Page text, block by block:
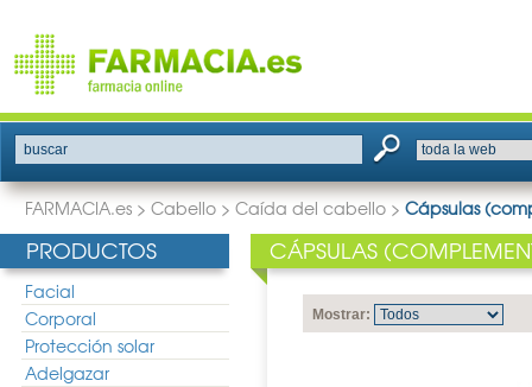
buscar
FARMACIA.es > Cabello > Caída del cabello > Cápsulas
PRODUCTOS
Facial
Corporal
Protección solar
Adelgazar
CÁPSULAS
Mostrar: